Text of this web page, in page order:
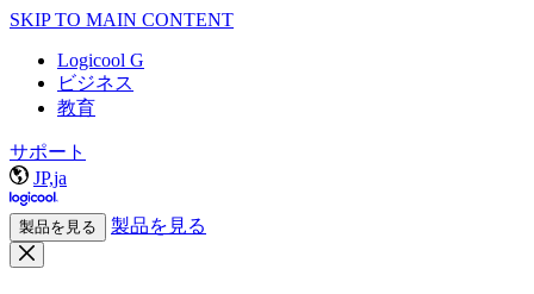
SKIP TO MAIN CONTENT
Logicool G
ビジネス
教育
サポート
JP,ja
製品を見る 製品を見る